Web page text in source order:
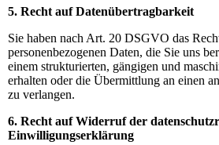
5. Recht auf Datenübertragbarkeit
Sie haben nach Art. 20 DSGVO das
personenbezogenen Daten, die Sie uns
einem strukturierten, gängigen und
erhalten oder die Übermittlung an einen
zu verlangen.
6. Recht auf Widerruf der
Einwilligungserklärung